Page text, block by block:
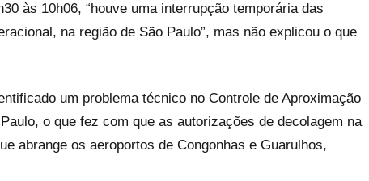
às 10h06, “houve uma interrupção temporária das
na região de São Paulo”, mas não explicou o que
um problema técnico no Controle de Aproximação
o que fez com que as autorizações de decolagem na
abrange os aeroportos de Congonhas e Guarulhos,